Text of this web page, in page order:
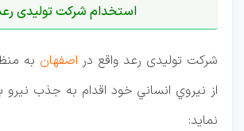
استخدام شرکت تولیدی
شرکت تولیدی رعد واقع در اصفهان به
از نيروي انساني خود اقدام به جذب
نمايد: